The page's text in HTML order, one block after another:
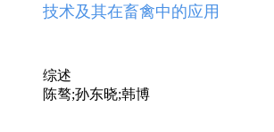
技术及其在畜禽中的应用
综述
陈骜;孙东晓;韩博